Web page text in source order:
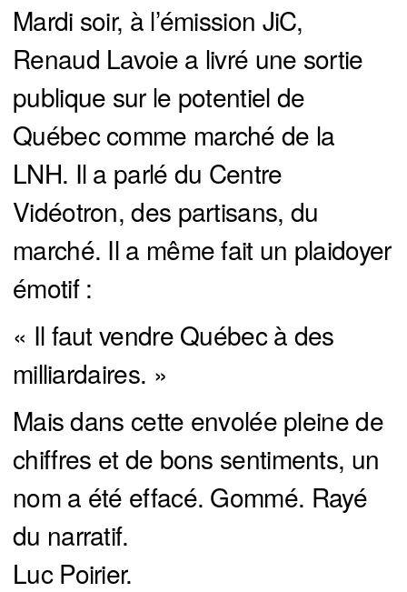
Mardi soir, à l’émission JiC,
Renaud Lavoie a livré une sortie
publique sur le potentiel de
Québec comme marché de la
LNH. Il a parlé du Centre
Vidéotron, des partisans, du
marché. Il a même fait un plaidoyer
émotif :
« Il faut vendre Québec à des
milliardaires. »
Mais dans cette envolée pleine de
chiffres et de bons sentiments, un
nom a été effacé. Gommé. Rayé
du narratif.
Luc Poirier.